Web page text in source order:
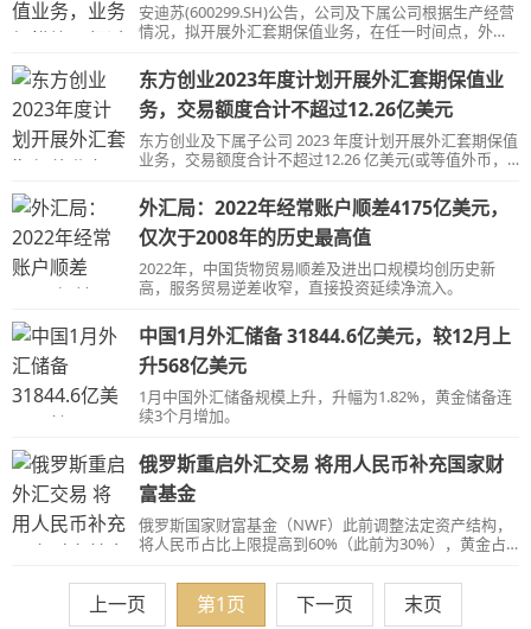
安迪苏(600299.SH)公告，公司及下属公司根据生产经营
情况，拟开展外汇套期保值业务，在任一时间点，外汇
东方创业2023年度计划开展外汇套期保值业
务，交易额度合计不超过12.26亿美元
东方创业及下属子公司 2023 年度计划开展外汇套期保值
业务，交易额度合计不超过12.26 亿美元(或等值外币，
外汇局：2022年经常账户顺差4175亿美元，
仅次于2008年的历史最高值
2022年，中国货物贸易顺差及进出口规模均创历史新
高，服务贸易逆差收窄，直接投资延续净流入。
中国1月外汇储备 31844.6亿美元，较12月上
升568亿美元
1月中国外汇储备规模上升，升幅为1.82%，黄金储备连
续3个月增加。
俄罗斯重启外汇交易 将用人民币补充国家财
富基金
俄罗斯国家财富基金（NWF）此前调整法定资产结构，
将人民币占比上限提高到60%（此前为30%），黄金占
上一页 第1页 下一页 末页